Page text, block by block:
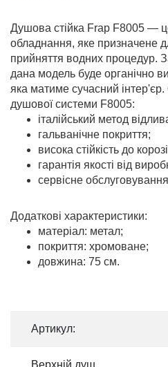
Душова стійка Frap F8005 —
обладнання, яке призначене
прийняття водних процедур.
дана модель буде органічно
яка матиме сучасний
душової системи F8005:
італійський метод
гальванічне покриття;
висока стійкість до
гарантія якості від
сервісне
Додаткові характеристики:
матеріал: метал;
покриття: хромоване;
довжина: 75 см.
Артикул:
Верхній душ